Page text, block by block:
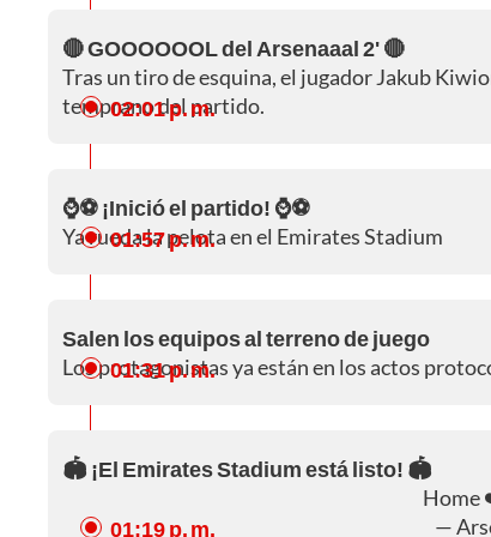
🔴 GOOOOOOL del Arsenaaal 2' 🔴
Tras un tiro de esquina, el jugador Jakub
temprano del partido.
02:01 p. m.
⌚⚽ ¡Inició el partido! ⌚⚽
Ya rueda la pelota en el Emirates Stadium
01:57 p. m.
Salen los equipos al terreno de juego
Los protagonistas ya están en los actos
01:31 p. m.
🏟️ ¡El Emirates Stadium está listo! 🏟️
Home
—
01:19 p. m.